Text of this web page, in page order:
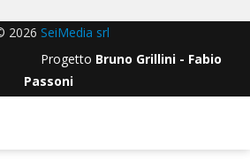
2026 SeiMedia srl
Progetto Bruno Grillini - Fabio
Passoni